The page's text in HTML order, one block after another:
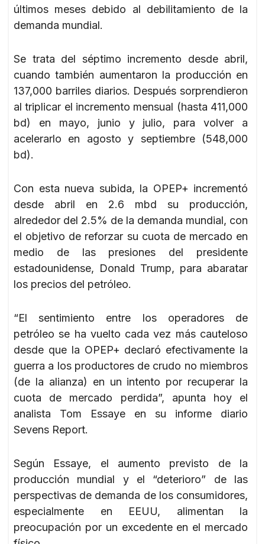
últimos meses debido al debilitamiento de la
demanda mundial.
Se trata del séptimo incremento desde abril,
cuando también aumentaron la producción en
137,000 barriles diarios. Después sorprendieron
al triplicar el incremento mensual (hasta 411,000
bd) en mayo, junio y julio, para volver a
acelerarlo en agosto y septiembre (548,000
bd).
Con esta nueva subida, la OPEP+ incrementó
desde abril en 2.6 mbd su producción,
alrededor del 2.5% de la demanda mundial, con
el objetivo de reforzar su cuota de mercado en
medio de las presiones del presidente
estadounidense, Donald Trump, para abaratar
los precios del petróleo.
“El sentimiento entre los operadores de
petróleo se ha vuelto cada vez más cauteloso
desde que la OPEP+ declaró efectivamente la
guerra a los productores de crudo no miembros
(de la alianza) en un intento por recuperar la
cuota de mercado perdida”, apunta hoy el
analista Tom Essaye en su informe diario
Sevens Report.
Según Essaye, el aumento previsto de la
producción mundial y el “deterioro” de las
perspectivas de demanda de los consumidores,
especialmente en EEUU, alimentan la
preocupación por un excedente en el mercado